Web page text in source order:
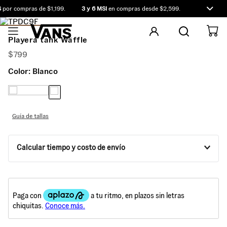
compras de $1,199. 3 y 6 MSIen compras desde $2,599. Compra
Playera tank Waffle
$799
Color: Blanco
Guía de tallas
Calcular tiempo y costo de envío